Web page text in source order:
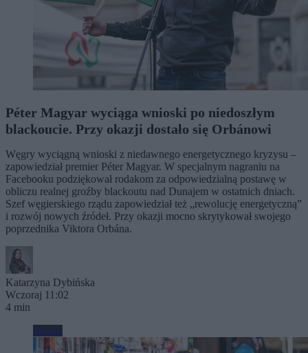
Péter Magyar wyciąga wnioski po niedoszłym
blackoucie. Przy okazji dostało się Orbánowi
Węgry wyciągną wnioski z niedawnego energetycznego kryzysu –
zapowiedział premier Péter Magyar. W specjalnym nagraniu na
Facebooku podziękował rodakom za odpowiedzialną postawę w
obliczu realnej groźby blackoutu nad Dunajem w ostatnich dniach.
Szef węgierskiego rządu zapowiedział też „rewolucję energetyczną”
i rozwój nowych źródeł. Przy okazji mocno skrytykował swojego
poprzednika Viktora Orbána.
Katarzyna Dybińska
Wczoraj 11:02
4 min
Biznes